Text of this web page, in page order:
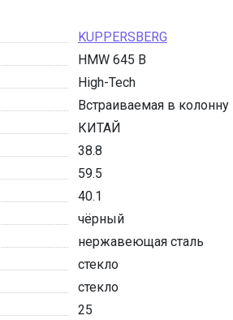
KUPPERSBERG
HMW 645 B
High-Tech
Встраиваемая в колонну
КИТАЙ
38.8
59.5
40.1
чёрный
нержавеющая сталь
стекло
стекло
25